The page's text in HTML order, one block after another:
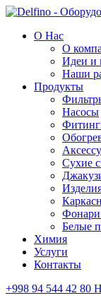
О Нас
О
Идеи и
Наши
Продукты
Насосы
Сухие
Фонари
Белые
Химия
Услуги
Контакты
+998 94 544 42 80